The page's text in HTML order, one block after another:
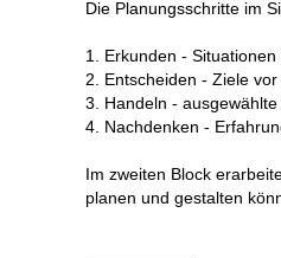
Die Planungsschritte im
1. Erkunden -
2. Entscheiden - Ziele
3. Handeln -
4. Nachdenken -
Im zweiten Block
planen und gestalten